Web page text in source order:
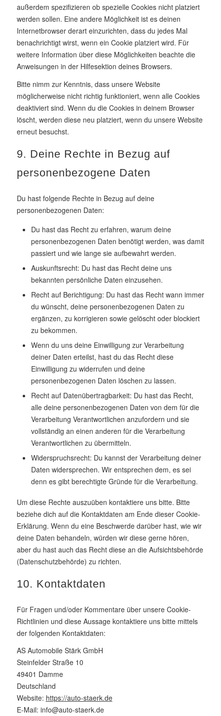
außerdem spezifizieren ob spezielle Cookies nicht platziert
werden sollen. Eine andere Möglichkeit ist es deinen
Internetbrowser derart einzurichten, dass du jedes Mal
benachrichtigt wirst, wenn ein Cookie platziert wird. Für
weitere Information über diese Möglichkeiten beachte die
Anweisungen in der Hilfesektion deines Browsers.
Bitte nimm zur Kenntnis, dass unsere Website
möglicherweise nicht richtig funktioniert, wenn alle Cookies
deaktiviert sind. Wenn du die Cookies in deinem Browser
löscht, werden diese neu platziert, wenn du unsere Website
erneut besuchst.
9. Deine Rechte in Bezug auf
personenbezogene Daten
Du hast folgende Rechte in Bezug auf deine
personenbezogenen Daten:
Du hast das Recht zu erfahren, warum deine
personenbezogenen Daten benötigt werden, was damit
passiert und wie lange sie aufbewahrt werden.
Auskunftsrecht: Du hast das Recht deine uns
bekannten persönliche Daten einzusehen.
Recht auf Berichtigung: Du hast das Recht wann immer
du wünscht, deine personenbezogenen Daten zu
ergänzen, zu korrigieren sowie gelöscht oder blockiert
zu bekommen.
Wenn du uns deine Einwilligung zur Verarbeitung
deiner Daten erteilst, hast du das Recht diese
Einwilligung zu widerrufen und deine
personenbezogenen Daten löschen zu lassen.
Recht auf Datenübertragbarkeit: Du hast das Recht,
alle deine personenbezogenen Daten von dem für die
Verarbeitung Verantwortlichen anzufordern und sie
vollständig an einen anderen für die Verarbeitung
Verantwortlichen zu übermitteln.
Widerspruchsrecht: Du kannst der Verarbeitung deiner
Daten widersprechen. Wir entsprechen dem, es sei
denn es gibt berechtigte Gründe für die Verarbeitung.
Um diese Rechte auszuüben kontaktiere uns bitte. Bitte
beziehe dich auf die Kontaktdaten am Ende dieser Cookie-
Erklärung. Wenn du eine Beschwerde darüber hast, wie wir
deine Daten behandeln, würden wir diese gerne hören,
aber du hast auch das Recht diese an die Aufsichtsbehörde
(Datenschutzbehörde) zu richten.
10. Kontaktdaten
Für Fragen und/oder Kommentare über unsere Cookie-
Richtlinien und diese Aussage kontaktiere uns bitte mittels
der folgenden Kontaktdaten:
AS Automobile Stärk GmbH
Steinfelder Straße 10
49401 Damme
Deutschland
Website: https://auto-staerk.de
E-Mail: info@auto-staerk.de